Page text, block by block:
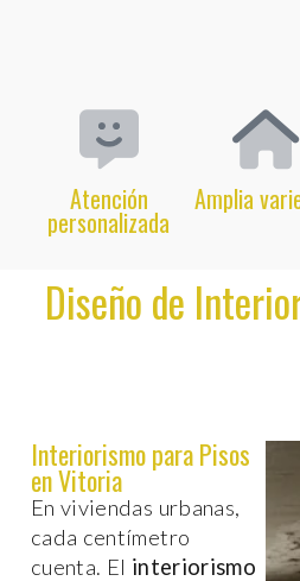
Atención
personalizada
Amplia
Diseño de
Interiorismo para Pisos
en Vitoria
En viviendas urbanas,
cada centímetro
cuenta. El interiorismo